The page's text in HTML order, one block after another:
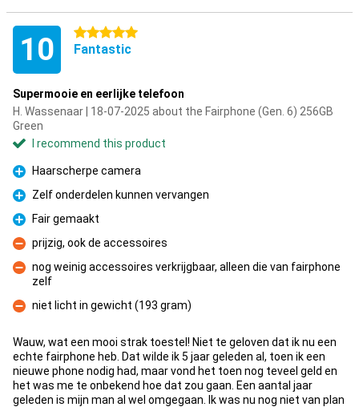
10 5 stars
Fantastic
Supermooie en eerlijke telefoon
H. Wassenaar | 18-07-2025 about the Fairphone (Gen. 6) 256GB
Green
I recommend this product
Pro
Haarscherpe camera
Pro
Zelf onderdelen kunnen vervangen
Pro
Fair gemaakt
Con
prijzig, ook de accessoires
nog weinig accessoires verkrijgbaar, alleen die van fairphone
zelf
Con
niet licht in gewicht (193 gram)
Wauw, wat een mooi strak toestel! Niet te geloven dat ik nu een
echte fairphone heb. Dat wilde ik 5 jaar geleden al, toen ik een
nieuwe phone nodig had, maar vond het toen nog teveel geld en
het was me te onbekend hoe dat zou gaan. Een aantal jaar
geleden is mijn man al wel omgegaan. Ik was nu nog niet van plan